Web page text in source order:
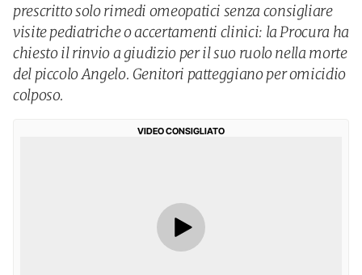
prescritto solo rimedi omeopatici senza consigliare
visite pediatriche o accertamenti clinici: la Procura ha
chiesto il rinvio a giudizio per il suo ruolo nella morte
del piccolo Angelo. Genitori patteggiano per omicidio
colposo.
VIDEO CONSIGLIATO